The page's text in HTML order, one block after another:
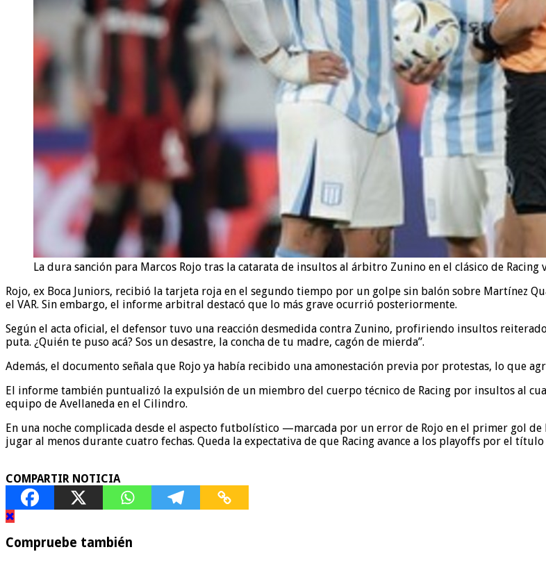
La dura sanción para Marcos Rojo tras la catarata de insultos al árbitro Zunino en el clásico de Racing
Rojo, ex Boca Juniors, recibió la tarjeta roja en el segundo tiempo por un golpe sin balón sobre Martínez
el VAR. Sin embargo, el informe arbitral destacó que lo más grave ocurrió posteriormente.
Según el acta oficial, el defensor tuvo una reacción desmedida contra Zunino, profiriendo insultos
puta. ¿Quién te puso acá? Sos un desastre, la concha de tu madre, cagón de mierda”.
Además, el documento señala que Rojo ya había recibido una amonestación previa por protestas, lo que
El informe también puntualizó la expulsión de un miembro del cuerpo técnico de Racing por insultos al
equipo de Avellaneda en el Cilindro.
En una noche complicada desde el aspecto futbolístico —marcada por un error de Rojo en el primer gol
jugar al menos durante cuatro fechas. Queda la expectativa de que Racing avance a los playoffs por el
COMPARTIR NOTICIA
Compruebe también